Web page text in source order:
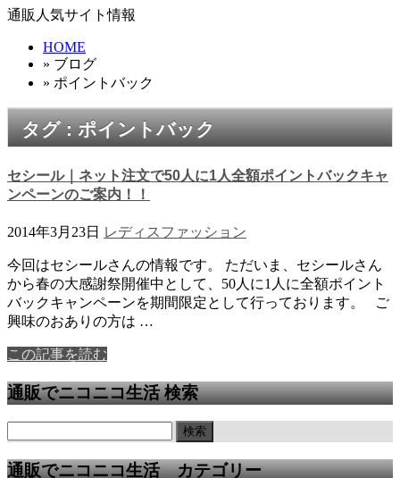
通販人気サイト情報
HOME
» ブログ
» ポイントバック
タグ : ポイントバック
セシール｜ネット注文で50人に1人全額ポイントバックキャ
ンペーンのご案内！！
2014年3月23日 レディスファッション
今回はセシールさんの情報です。 ただいま、セシールさん
から春の大感謝祭開催中として、50人に1人に全額ポイント
バックキャンペーンを期間限定として行っております。 ご
興味のおありの方は …
この記事を読む
通販でニコニコ生活 検索
通販でニコニコ生活 カテゴリー